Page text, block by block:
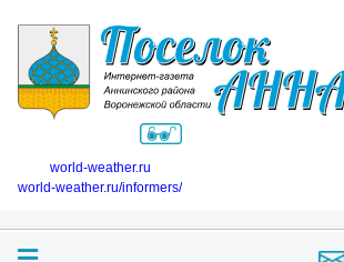
world-weather.ru
world-weather.ru/informers/